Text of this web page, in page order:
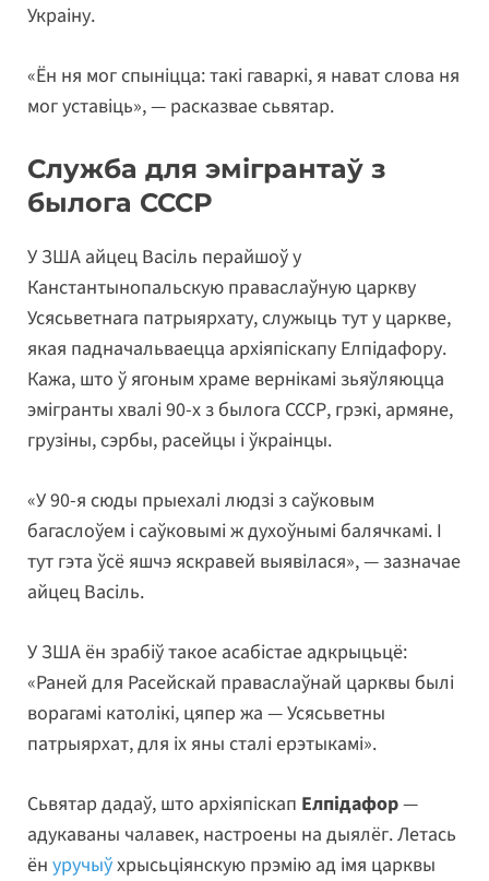
Украіну.
«Ён ня мог спыніцца: такі гаваркі, я нават слова ня
мог уставіць», — расказвае сьвятар.
Служба для эмігрантаў з
былога СССР
У ЗША айцец Васіль перайшоў у
Канстантынопальскую праваслаўную царкву
Усясьветнага патрыярхату, служыць тут у царкве,
якая падначальваецца архіяпіскапу Елпідафору.
Кажа, што ў ягоным храме вернікамі зьяўляюцца
эмігранты хвалі 90-х з былога СССР, грэкі, армяне,
грузіны, сэрбы, расейцы і ўкраінцы.
«У 90-я сюды прыехалі людзі з саўковым
багаслоўем і саўковымі ж духоўнымі балячкамі. І
тут гэта ўсё яшчэ яскравей выявілася», — зазначае
айцец Васіль.
У ЗША ён зрабіў такое асабістае адкрыцьцё:
«Раней для Расейскай праваслаўнай царквы былі
ворагамі католікі, цяпер жа — Усясьветны
патрыярхат, для іх яны сталі ерэтыкамі».
Сьвятар дадаў, што архіяпіскап Елпідафор—
адукаваны чалавек, настроены на дыялёг. Летась
ён уручыўхрысьціянскую прэмію ад імя царквы